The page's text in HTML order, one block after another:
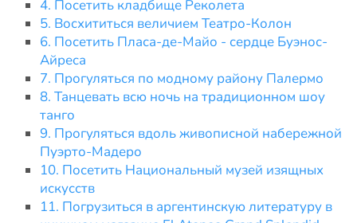
4. Посетить кладбище Реколета
5. Восхититься величием Театро-Колон
6. Посетить Пласа-де-Майо - сердце Буэнос-
Айреса
7. Прогуляться по модному району Палермо
8. Танцевать всю ночь на традиционном шоу
танго
9. Прогуляться вдоль живописной набережной
Пуэрто-Мадеро
10. Посетить Национальный музей изящных
искусств
11. Погрузиться в аргентинскую литературу в